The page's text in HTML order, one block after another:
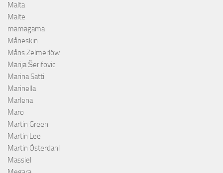
Malta
Malte
mamagama
Måneskin
Måns Zelmerlöw
Marija Šerifovic
Marina Satti
Marinella
Marlena
Maro
Martin Green
Martin Lee
Martin Österdahl
Massiel